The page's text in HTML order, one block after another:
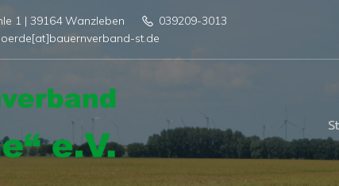
1 | 39164 Wanzleben
039209-3013
st.de